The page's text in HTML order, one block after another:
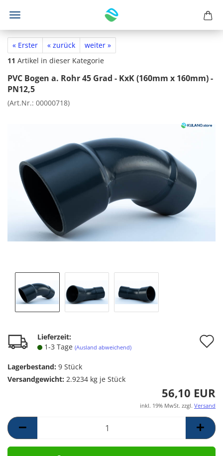
« Erster « zurück
weiter »
11 Artikel in dieser Kategorie
PVC Bogen a. Rohr 45 Grad - KxK (160mm x 160mm) -
PN12,5
(Art.Nr.: 00000718)
Lieferzeit:
1-3 Tage (Ausland abweichend)
Lagerbestand: 9 Stück
Versandgewicht: 2.9234 kg je Stück
56,10 EUR
inkl. 19% MwSt. zzgl. Versand